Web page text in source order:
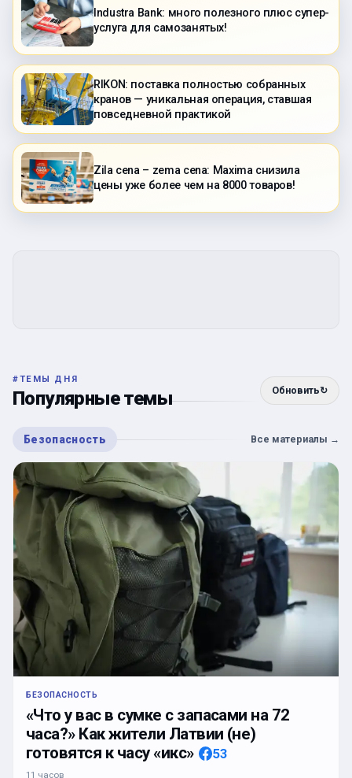
Industra Bank: много полезного плюс супер-
услуга для самозанятых!
RIKON: поставка полностью собранных
кранов — уникальная операция, ставшая
повседневной практикой
Zila cena – zema cena: Maxima снизила
цены уже более чем на 8000 товаров!
#ТЕМЫ ДНЯ
Популярные темы Обновить↻
Безопасность Все материалы →
БЕЗОПАСНОСТЬ
«Что у вас в сумке с запасами на 72
часа?» Как жители Латвии (не)
готовятся к часу «икс»
53
11 часов